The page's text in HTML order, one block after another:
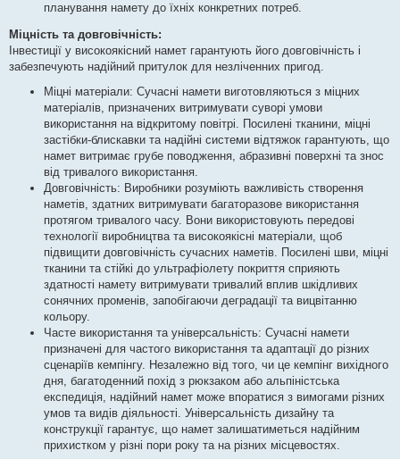
планування намету до їхніх конкретних потреб.
Міцність та довговічність:
Інвестиції у високоякісний намет гарантують його довговічність і
забезпечують надійний притулок для незліченних пригод.
Міцні матеріали: Сучасні намети виготовляються з міцних
матеріалів, призначених витримувати суворі умови
використання на відкритому повітрі. Посилені тканини, міцні
застібки-блискавки та надійні системи відтяжок гарантують, що
намет витримає грубе поводження, абразивні поверхні та знос
від тривалого використання.
Довговічність: Виробники розуміють важливість створення
наметів, здатних витримувати багаторазове використання
протягом тривалого часу. Вони використовують передові
технології виробництва та високоякісні матеріали, щоб
підвищити довговічність сучасних наметів. Посилені шви, міцні
тканини та стійкі до ультрафіолету покриття сприяють
здатності намету витримувати тривалий вплив шкідливих
сонячних променів, запобігаючи деградації та вицвітанню
кольору.
Часте використання та універсальність: Сучасні намети
призначені для частого використання та адаптації до різних
сценаріїв кемпінгу. Незалежно від того, чи це кемпінг вихідного
дня, багатоденний похід з рюкзаком або альпіністська
експедиція, надійний намет може впоратися з вимогами різних
умов та видів діяльності. Універсальність дизайну та
конструкції гарантує, що намет залишатиметься надійним
прихистком у різні пори року та на різних місцевостях.